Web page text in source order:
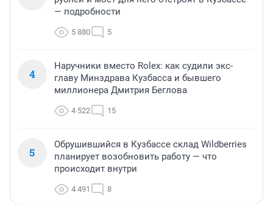
— подробности
5 880 5
4
Наручники вместо Rolex: как судили экс-
главу Минздрава Кузбасса и бывшего
миллионера Дмитрия Беглова
4 522 15
5
Обрушившийся в Кузбассе склад Wildberries
планирует возобновить работу — что
происходит внутри
4 491 8